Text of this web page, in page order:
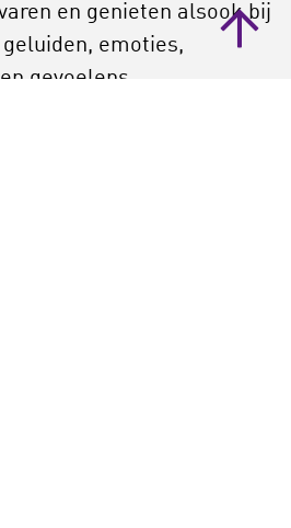
en genieten alsook bij
emoties,
gevoelens.